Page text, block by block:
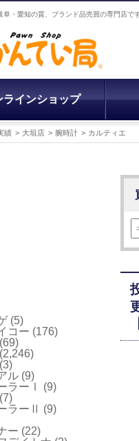
阜・愛知の質、ブランド品売買の専門店
ラインショップ
績 大垣店 腕時計 カルティエ
(5)
コー (176)
(69)
(2,246)
(3)
ル (9)
ラーⅠ
(9)
(7)
ラーⅡ (9)
ー (22)